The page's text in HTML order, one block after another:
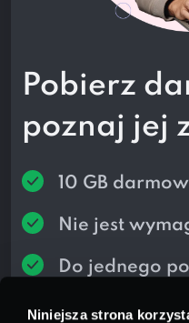
Niniejsza strona
Pobierz
poznaj jej
10 GB
Nie jest
Do jednego